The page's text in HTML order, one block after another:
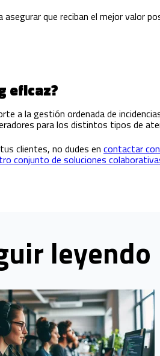
que reciban el mejor valor
eficaz?
a la gestión ordenada de
para los distintos tipos de
clientes, no dudes en contactar
conjunto de soluciones
leyendo